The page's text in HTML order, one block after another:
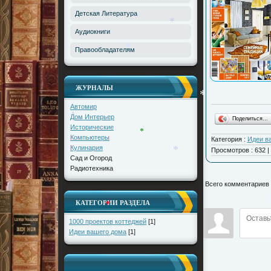
*
*
*
Поделиться…
Категория : Идеи
Просмотров : 632|
Всего комментариев
Детская Литература
Аудиокниги
Правообладателям
ЖУРНАЛЫ
Автомир
Дом Интерьер
Исторические
Компьютеры
Кулинария
Сад и Огород
Радиотехника
КАТЕГОРИИ РАЗДЕЛА
1000 проектов коттеджей [1]
Идеи вашего дома [1]